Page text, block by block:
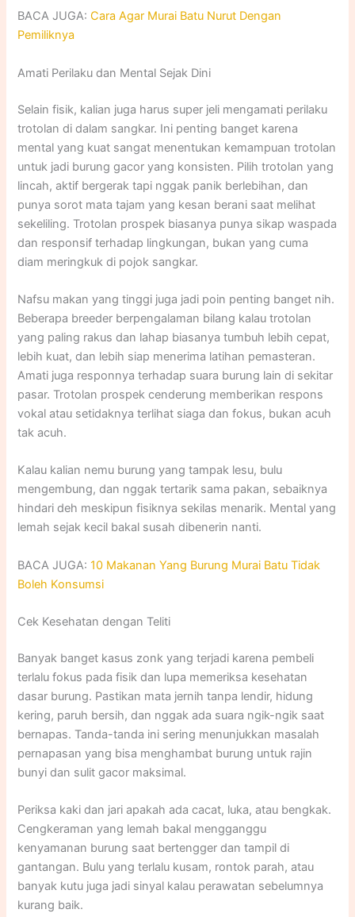
BACA JUGA:Cara Agar Murai Batu Nurut Dengan
Pemiliknya
Amati Perilaku dan Mental Sejak Dini
Selain fisik, kalian juga harus super jeli mengamati perilaku
trotolan di dalam sangkar. Ini penting banget karena
mental yang kuat sangat menentukan kemampuan trotolan
untuk jadi burung gacor yang konsisten. Pilih trotolan yang
lincah, aktif bergerak tapi nggak panik berlebihan, dan
punya sorot mata tajam yang kesan berani saat melihat
sekeliling. Trotolan prospek biasanya punya sikap waspada
dan responsif terhadap lingkungan, bukan yang cuma
diam meringkuk di pojok sangkar.
Nafsu makan yang tinggi juga jadi poin penting banget nih.
Beberapa breeder berpengalaman bilang kalau trotolan
yang paling rakus dan lahap biasanya tumbuh lebih cepat,
lebih kuat, dan lebih siap menerima latihan pemasteran.
Amati juga responnya terhadap suara burung lain di sekitar
pasar. Trotolan prospek cenderung memberikan respons
vokal atau setidaknya terlihat siaga dan fokus, bukan acuh
tak acuh.
Kalau kalian nemu burung yang tampak lesu, bulu
mengembung, dan nggak tertarik sama pakan, sebaiknya
hindari deh meskipun fisiknya sekilas menarik. Mental yang
lemah sejak kecil bakal susah dibenerin nanti.
BACA JUGA:10 Makanan Yang Burung Murai Batu Tidak
Boleh Konsumsi
Cek Kesehatan dengan Teliti
Banyak banget kasus zonk yang terjadi karena pembeli
terlalu fokus pada fisik dan lupa memeriksa kesehatan
dasar burung. Pastikan mata jernih tanpa lendir, hidung
kering, paruh bersih, dan nggak ada suara ngik-ngik saat
bernapas. Tanda-tanda ini sering menunjukkan masalah
pernapasan yang bisa menghambat burung untuk rajin
bunyi dan sulit gacor maksimal.
Periksa kaki dan jari apakah ada cacat, luka, atau bengkak.
Cengkeraman yang lemah bakal mengganggu
kenyamanan burung saat bertengger dan tampil di
gantangan. Bulu yang terlalu kusam, rontok parah, atau
banyak kutu juga jadi sinyal kalau perawatan sebelumnya
kurang baik.